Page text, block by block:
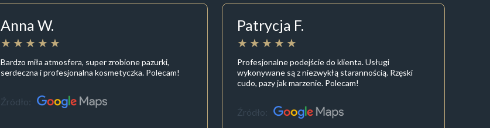
Anna W.
Bardzo miła atmosfera, super zrobione pazurki,
serdeczna i profesjonalna kosmetyczka. Polecam!
Źródło:
Patrycja F.
Profesjonalne podejście do klienta. Usługi
wykonywane są z niezwykłą starannością. Rzęski
cudo, pazy jak marzenie. Polecam!
Źródło: